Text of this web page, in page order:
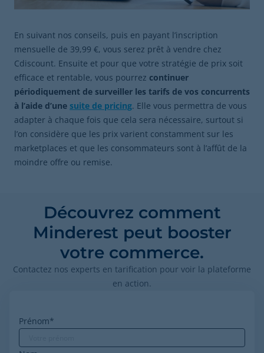
En suivant nos conseils, puis en payant l’inscription
mensuelle de 39,99 €, vous serez prêt à vendre chez
Cdiscount. Ensuite et pour que votre stratégie de prix soit
efficace et rentable, vous pourrez continuer
périodiquement de surveiller les tarifs de vos concurrents
à l’aide d’une suite de pricing. Elle vous permettra de vous
adapter à chaque fois que cela sera nécessaire, surtout si
l’on considère que les prix varient constamment sur les
marketplaces et que les consommateurs sont à l’affût de la
moindre offre ou remise.
Découvrez comment
Minderest peut booster
votre commerce.
Contactez nos experts en tarification pour voir la plateforme
en action.
Prénom*